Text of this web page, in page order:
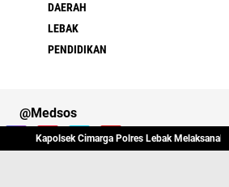
DAERAH
LEBAK
PENDIDIKAN
@Medsos
Kapolsek Cimarga Polres Lebak